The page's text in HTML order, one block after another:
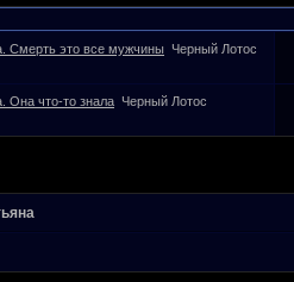
Смерть это все мужчины Черный Лотос
Она что-то знала Черный Лотос